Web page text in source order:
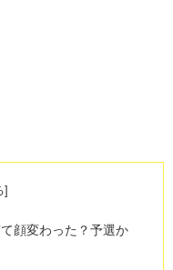
顔変わった？予選か